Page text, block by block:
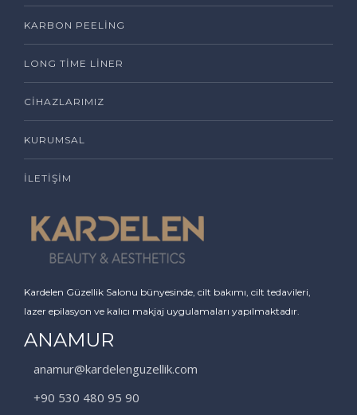
KARBON PEELING
LONG TIME LINER
CIHAZLARIMIZ
KURUMSAL
İLETIŞIM
Kardelen Güzellik Salonu bünyesinde, cilt bakımı, cilt tedavileri,
lazer epilasyon ve kalıcı makjaj uygulamaları yapılmaktadır.
ANAMUR
anamur@kardelenguzellik.com
+90 530 480 95 90